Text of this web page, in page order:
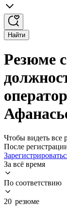
Найти
Резюме
Чтобы видеть все
После
За всё время
По соответствию
20 резюме